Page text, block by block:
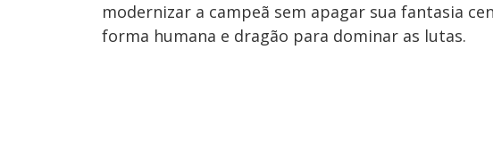
modernizar a campeã sem apagar sua fantasia
forma humana e dragão para dominar as lutas.